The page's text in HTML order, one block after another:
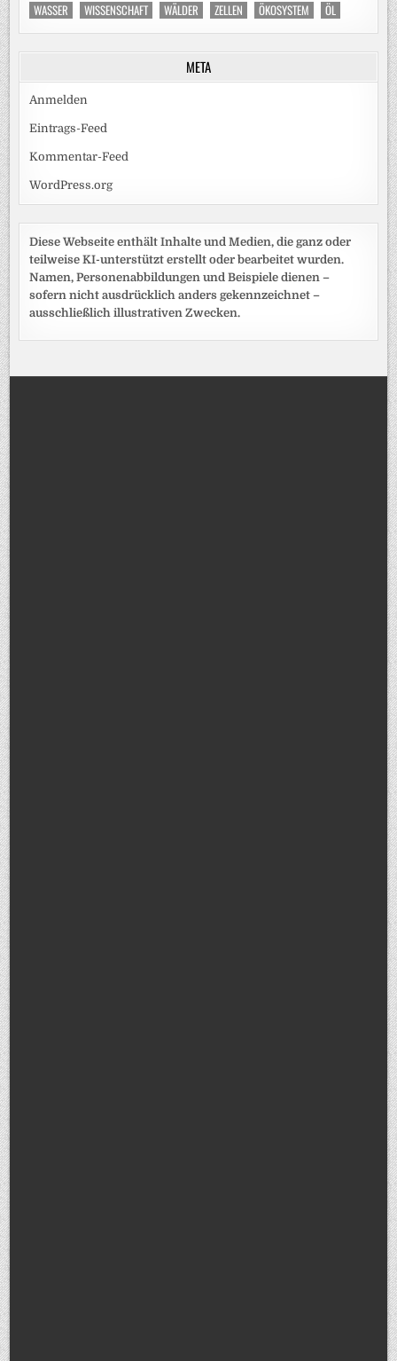
WASSER
WISSENSCHAFT WÄLDER ZELLEN ÖKOSYSTEM ÖL
META
Anmelden
Eintrags-Feed
Kommentar-Feed
WordPress.org
Diese Webseite enthält Inhalte und Medien, die ganz oder
teilweise KI-unterstützt erstellt oder bearbeitet wurden.
Namen, Personenabbildungen und Beispiele dienen –
sofern nicht ausdrücklich anders gekennzeichnet –
ausschließlich illustrativen Zwecken.